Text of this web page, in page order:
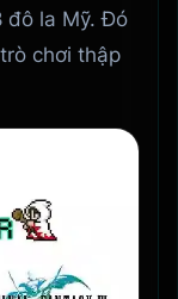
đô la Mỹ. Đó
chơi thập